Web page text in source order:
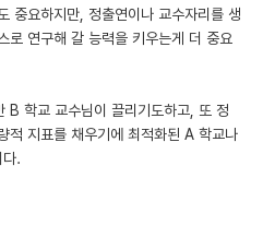
중요하지만, 정출연이나 교수자리를 생
로 연구해 갈 능력을 키우는게 더 중요
B 학교 교수님이 끌리기도하고, 또 정
적 지표를 채우기에 최적화된 A 학교나
.